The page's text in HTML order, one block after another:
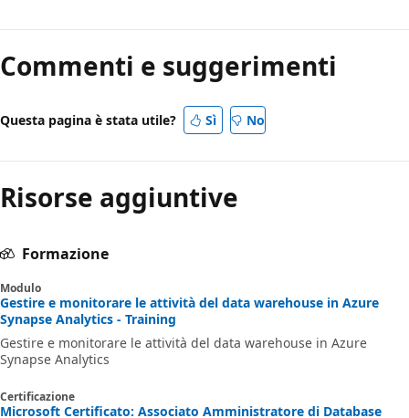
Commenti e suggerimenti
Questa pagina è stata utile? Sì No
Risorse aggiuntive
Formazione
Modulo
Gestire e monitorare le attività del data warehouse in Azure
Synapse Analytics - Training
Gestire e monitorare le attività del data warehouse in Azure
Synapse Analytics
Certificazione
Microsoft Certificato: Associato Amministratore di Database